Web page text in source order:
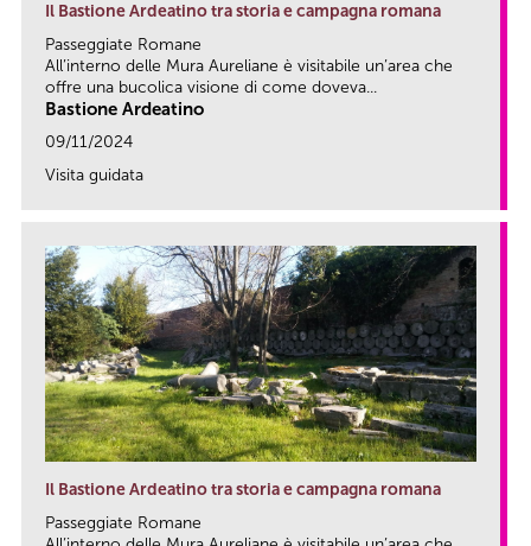
Il Bastione Ardeatino tra storia e campagna romana
Passeggiate Romane
All’interno delle Mura Aureliane è visitabile un’area che
offre una bucolica visione di come doveva...
Bastione Ardeatino
09/11/2024
Visita guidata
Il Bastione Ardeatino tra storia e campagna romana
Passeggiate Romane